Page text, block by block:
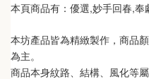
本頁商品有：優選,妙手回春,奉
本坊產品皆為精緻製作，商品
為主。
商品本身紋路、結構、風化等